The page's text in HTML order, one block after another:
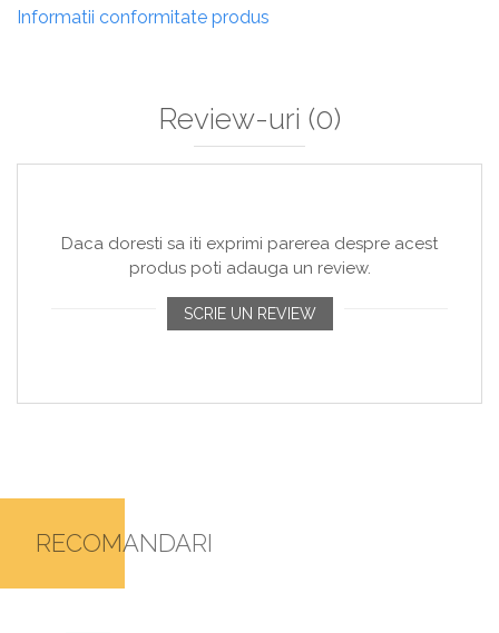
Informatii conformitate produs
Review-uri (0)
Daca doresti sa iti exprimi parerea despre acest
produs poti adauga un review.
SCRIE UN REVIEW
RECOMANDARI